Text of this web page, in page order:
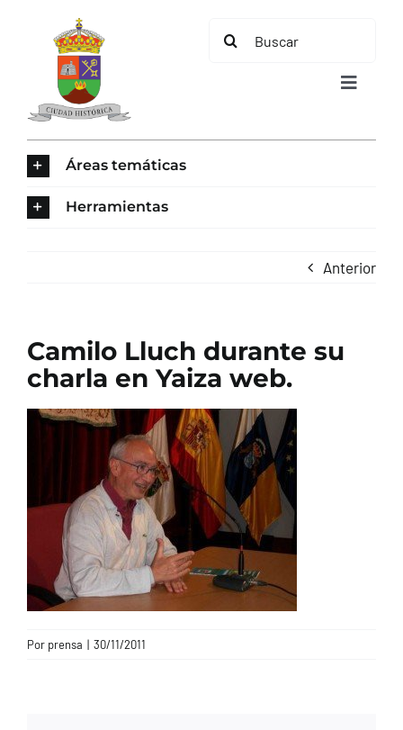
contenido
Buscar:
Toggle
TURISMO
CONTACTO
Áreas temáticas
Herramientas
Anterior
Camilo Lluch durante su
charla en Yaiza web.
Por prensa | 30/11/2011